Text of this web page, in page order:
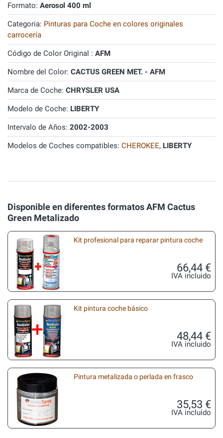
Formato: Aerosol 400 ml
Categoria: Pinturas para Coche en colores originales
carrocería
Código de Color Original : AFM
Nombre del Color: CACTUS GREEN MET. - AFM
Marca de Coche: CHRYSLER USA
Modelo de Coche: LIBERTY
Intervalo de Años: 2002-2003
Modelos de Coches compatibles: CHEROKEE, LIBERTY
Disponible en diferentes formatos AFM Cactus
Green Metalizado
Kit profesional para reparar pintura coche
66,44 €
IVA incluido
Kit pintura coche básico
48,44 €
IVA incluido
Pintura metalizada o perlada en frasco
35,53 €
IVA incluido